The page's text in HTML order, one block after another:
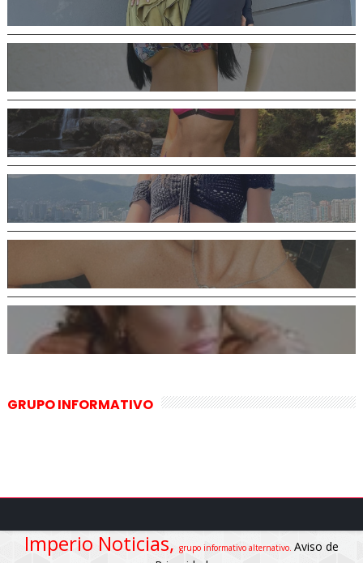
GRUPO INFORMATIVO
Imperio Noticias, grupo informativo alternativo. Aviso de